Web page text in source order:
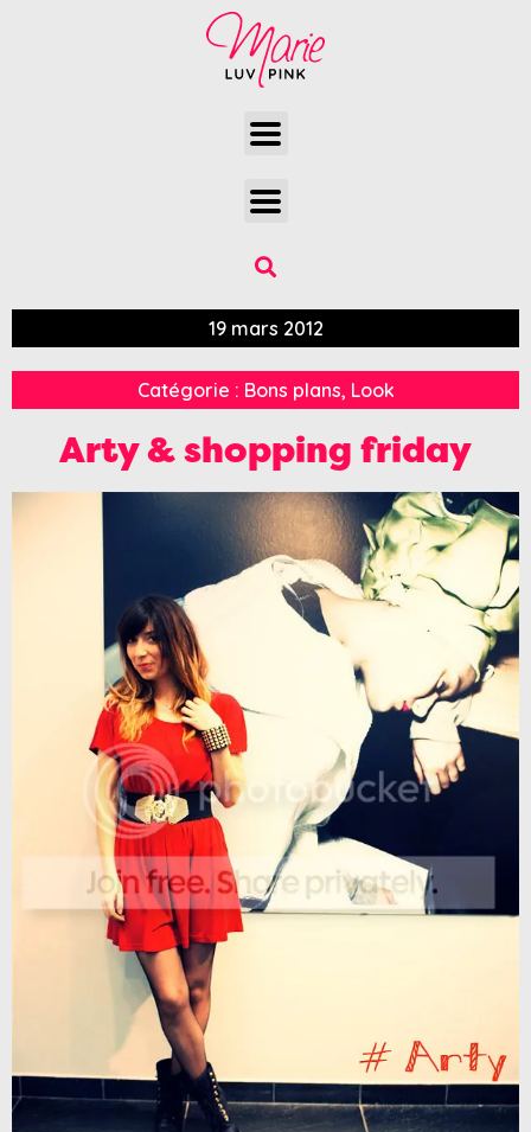
19 mars 2012
Catégorie : Bons plans, Look
Arty & shopping friday